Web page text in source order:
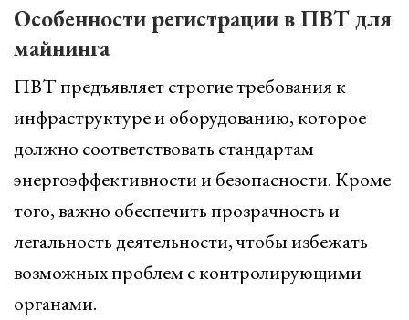
Особенности регистрации в ПВТ для
майнинга
ПВТ предъявляет строгие требования к
инфраструктуре и оборудованию, которое
должно соответствовать стандартам
энергоэффективности и безопасности. Кроме
того, важно обеспечить прозрачность и
легальность деятельности, чтобы избежать
возможных проблем с контролирующими
органами.